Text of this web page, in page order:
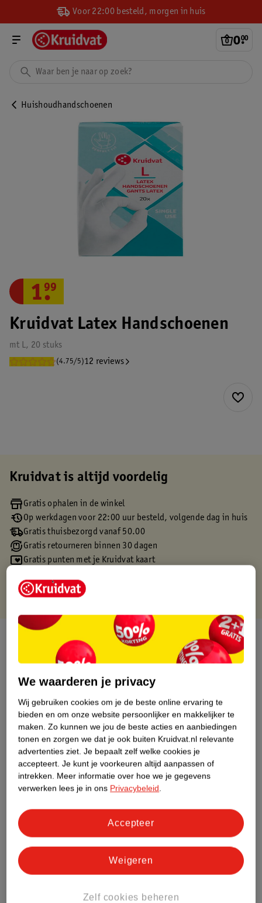
Voor 22:00 besteld, morgen in huis
0.
00
Huishoudhandschoenen
Kruidvat Latex Handschoenen
mt L, 20 stuks
(4.75/5)12 reviews
1.
99
Kruidvat is altijd voordelig
Gratis ophalen in de winkel
Op werkdagen voor 22:00 uur besteld, volgende dag in huis
Gratis thuisbezorgd vanaf 50.00
Gratis retourneren binnen 30 dagen
Gratis punten met je Kruidvat kaart
Over dit product
Productinformatie
Etiketinformatie
Nature Impact Score
Dit product heeft (nog) geen Nature
Impact Score.
Meer informatie
Bestel & Bezorginformatie
Bekijk ook
Alle Huishoudhandschoenen
We waarderen je privacy
Wij gebruiken cookies om je de beste online ervaring te
bieden en om onze website persoonlijker en makkelijker te
maken. Zo kunnen we jou de beste acties en aanbiedingen
tonen en zorgen we dat je ook buiten Kruidvat.nl relevante
advertenties ziet. Je bepaalt zelf welke cookies je
accepteert. Je kunt je voorkeuren altijd aanpassen of
intrekken. Meer informatie over hoe we je gegevens
verwerken lees je in ons Privacybeleid.
Zelf cookies beheren
Weigeren
Accepteer